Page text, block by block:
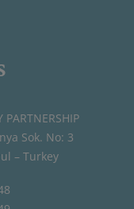
PARTNERSHIP
Sok. No: 3
– Turkey